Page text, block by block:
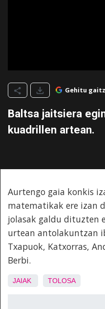
Gehitu
Baltsa jaitsiera
kuadrillen artean.
Aurtengo gaia konkis
matematikak ere izan
jolasak galdu dituzten
urtean antolakuntzan
Txapuok, Katxorras,
Berbi.
JAIAK TOLOSA